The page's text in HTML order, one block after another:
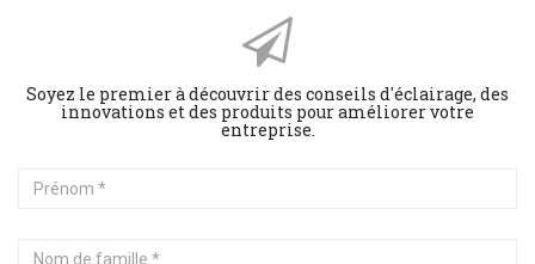
Soyez le premier à découvrir des conseils d'éclairage, des
innovations et des produits pour améliorer votre
entreprise.
Prénom
Nom